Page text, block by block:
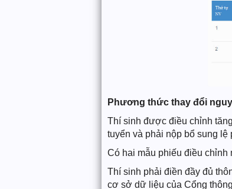
Phương thức thay đổi
Thí sinh được điều chỉnh
tuyển và phải nộp bổ sung lệ
Có hai mẫu phiếu điều
Thí sinh phải điền đầy đủ
cơ sở dữ liệu của Cổng